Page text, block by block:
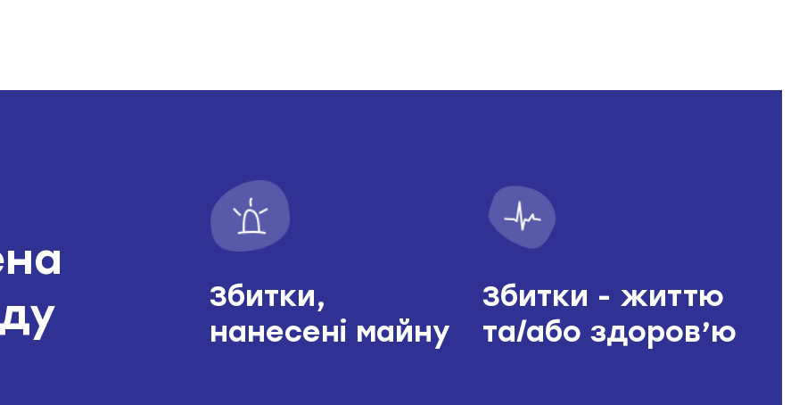
продукт та акційні пропозиції страховика (за наявності), включаючи
значення для оцінки страхового ризику, та/або інформація про інші
визначення розміру страхової премії
необхідність ознайомлення з інформацією до укладення договору
Збитки,
нанесені майну
Збитки - життю
та/або здоров’ю